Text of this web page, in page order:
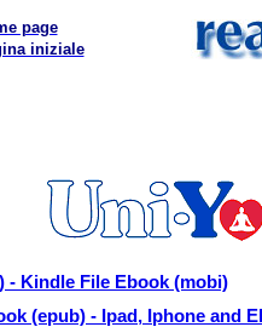
page
iniziale
- Kindle File Ebook (mobi)
(epub) - Ipad, Iphone and